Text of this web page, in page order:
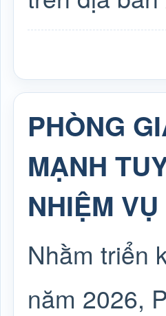
PHÒNG
MẠNH
NHIỆM
Nhằm triển
năm 2026,